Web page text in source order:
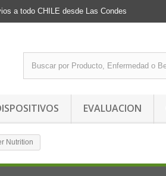
a todo CHILE desde Las Condes
EVALUACION
Nutrition